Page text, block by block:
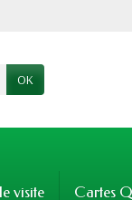
OK
visite Cartes